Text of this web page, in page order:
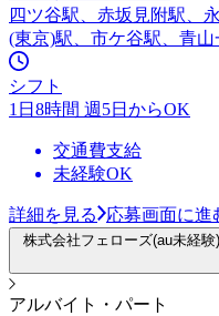
四ツ谷駅、赤坂見附駅、
(東京)駅、市ケ谷駅、青
シフト
1日8時間 週5日からOK
交通費支給
未経験OK
詳細を見る 応募画面に進
株式会社フェローズ(au未経
アルバイト・パート